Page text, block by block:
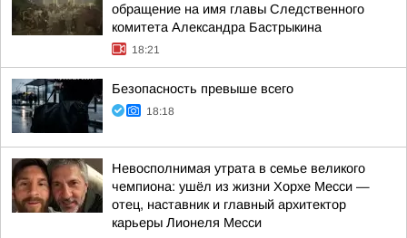
обращение на имя главы Следственного
комитета Александра Бастрыкина
18:21
Безопасность превыше всего
18:18
Невосполнимая утрата в семье великого
чемпиона: ушёл из жизни Хорхе Месси —
отец, наставник и главный архитектор
карьеры Лионеля Месси